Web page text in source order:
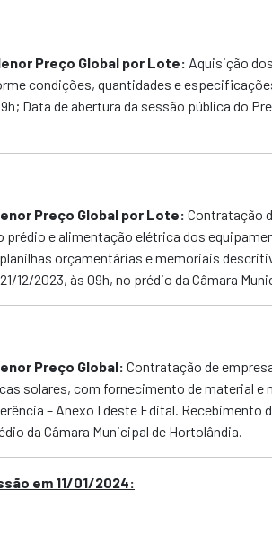
Preço Global por Lote: Aquisição
condições, quantidades e
Data de abertura da sessão pública do
Preço Global por Lote: Contratação
prédio e alimentação elétrica dos
orçamentárias e memoriais
12/2023, às 09h, no prédio da Câmara
Preço Global: Contratação de
solares, com fornecimento de material
– Anexo I deste Edital. Recebimento
da Câmara Municipal de Hortolândia.
em 11/01/2024: